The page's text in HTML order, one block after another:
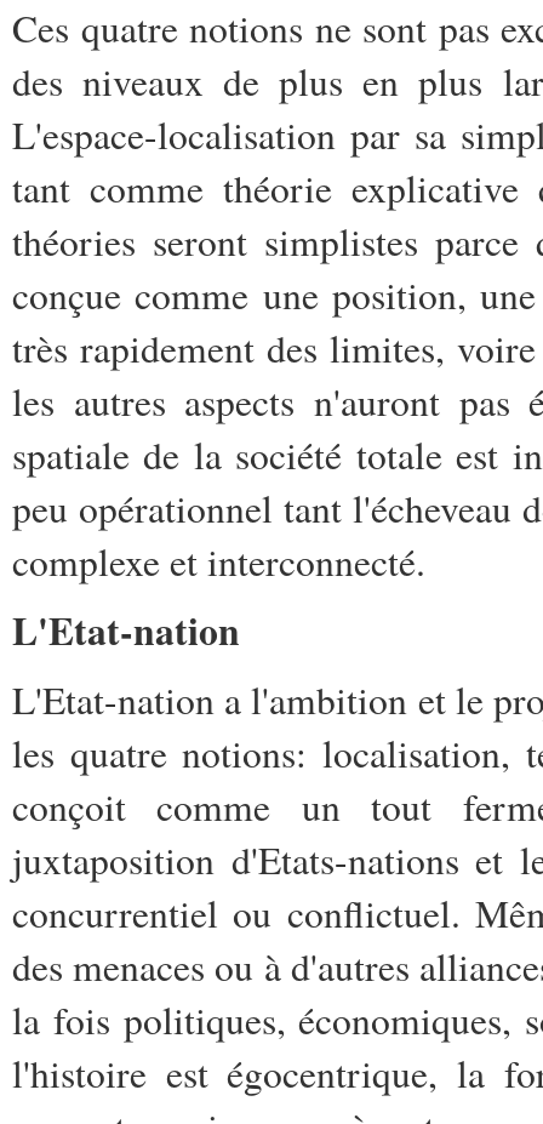
Ces quatre notions ne sont pas
des niveaux de plus en plus
L'espace-localisation par sa
tant comme théorie
théories seront simplistes
conçue comme une position,
très rapidement des limites,
les autres aspects n'auront pas
spatiale de la société totale est
peu opérationnel tant l'écheveau
complexe et interconnecté.
L'Etat-nation
L'Etat-nation a l'ambition et le
les quatre notions: localisation,
conçoit comme un tout
juxtaposition d'Etats-nations et
concurrentiel ou conflictuel.
des menaces ou à d'autres
la fois politiques, économiques,
l'histoire est égocentrique, la